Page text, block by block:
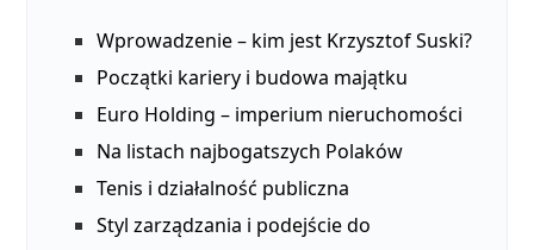
Wprowadzenie – kim jest Krzysztof Suski?
Początki kariery i budowa majątku
Euro Holding – imperium nieruchomości
Na listach najbogatszych Polaków
Tenis i działalność publiczna
Styl zarządzania i podejście do